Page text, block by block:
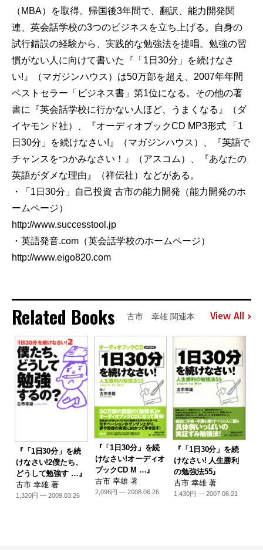
（MBA）を取得。帰国後3年間で、翻訳、能力開発関
連、英会話学校の3つのビジネスを立ち上げる。自身の
試行錯誤の経験から、実践的な勉強法を提唱。勉強の習
慣がない人に向けて書いた『「1日30分」を続けなさ
い!』（マガジンハウス）は50万部を超え、2007年年間
ベストセラー「ビジネス書」第1位になる。その他の著
書に『英会話学校に行かない人ほど、うまくなる』（ダ
イヤモンド社）、『オーディオブックCD MP3形式 「1
日30分」を続けなさい!』（マガジンハウス）、『英語で
チャンスをつかみなさい！』（アスコム）、『あなたの
英語がダメな理由』（祥伝社）などがある。
・「1日30分」自己投資 古市の能力開発（能力開発のホ
ームページ）
http://www.successtool.jp
・英語発音.com（英会話学校のホームページ）
http://www.eigo820.com
Related Books 古市 幸雄 関連本 View All
『「1日30分」を続
けなさい!2僕たち、
どうして勉強す …』
古市 幸雄 著
1,320円 — 2009.03.26
『「1日30分」を続
けなさい!オーディオ
ブックCD M …』
古市 幸雄 著
2,096円 — 2008.06.26
『「1日30分」を続
けなさい! 人生勝利
の勉強法55』
古市 幸雄 著
1,430円 — 2007.06.21